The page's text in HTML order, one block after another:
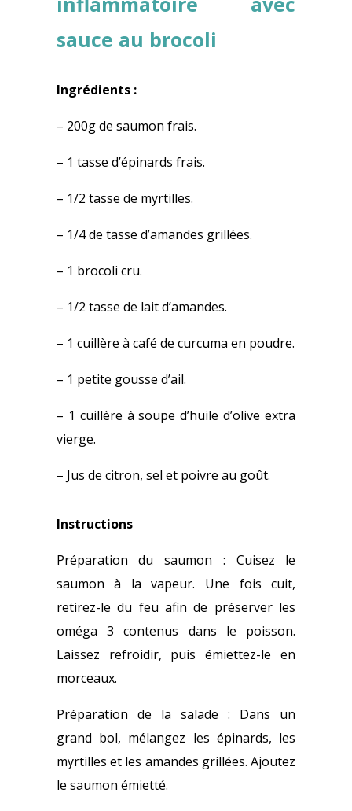
sauce au brocoli
Ingrédients :
– 200g de saumon frais.
– 1 tasse d’épinards frais.
– 1/2 tasse de myrtilles.
– 1/4 de tasse d’amandes grillées.
– 1 brocoli cru.
– 1/2 tasse de lait d’amandes.
– 1 cuillère à café de curcuma en poudre.
– 1 petite gousse d’ail.
– 1 cuillère à soupe d’huile d’olive extra
vierge.
– Jus de citron, sel et poivre au goût.
Instructions
Préparation du saumon : Cuisez le
saumon à la vapeur. Une fois cuit,
retirez-le du feu afin de préserver les
oméga 3 contenus dans le poisson.
Laissez refroidir, puis émiettez-le en
morceaux.
Préparation de la salade : Dans un
grand bol, mélangez les épinards, les
myrtilles et les amandes grillées. Ajoutez
le saumon émietté.